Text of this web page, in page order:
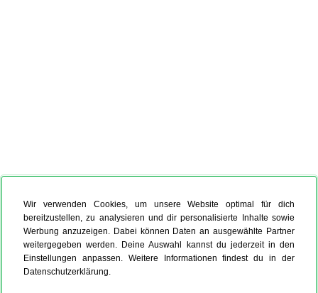
Wir verwenden Cookies, um unsere Website optimal für dich
bereitzustellen, zu analysieren und dir personalisierte Inhalte sowie
Werbung anzuzeigen. Dabei können Daten an ausgewählte Partner
weitergegeben werden. Deine Auswahl kannst du jederzeit in den
Einstellungen anpassen. Weitere Informationen findest du in der
Datenschutzerklärung.